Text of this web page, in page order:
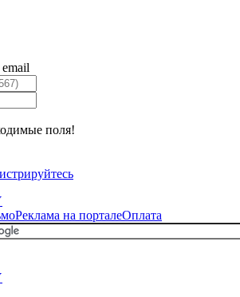
поля!
Реклама на порталеОплата